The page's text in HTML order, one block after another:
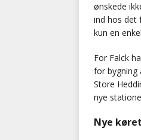
ønskede
ind hos det
kun en
For Falck
for bygning
Store
nye
Nye